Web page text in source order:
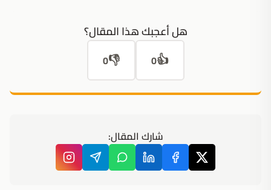
هل أعجبك هذا المقال؟
👍
0
👎
0
شارك المقال: